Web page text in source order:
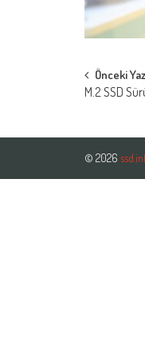
Post
Önceki
M.2 SSD
© 2026